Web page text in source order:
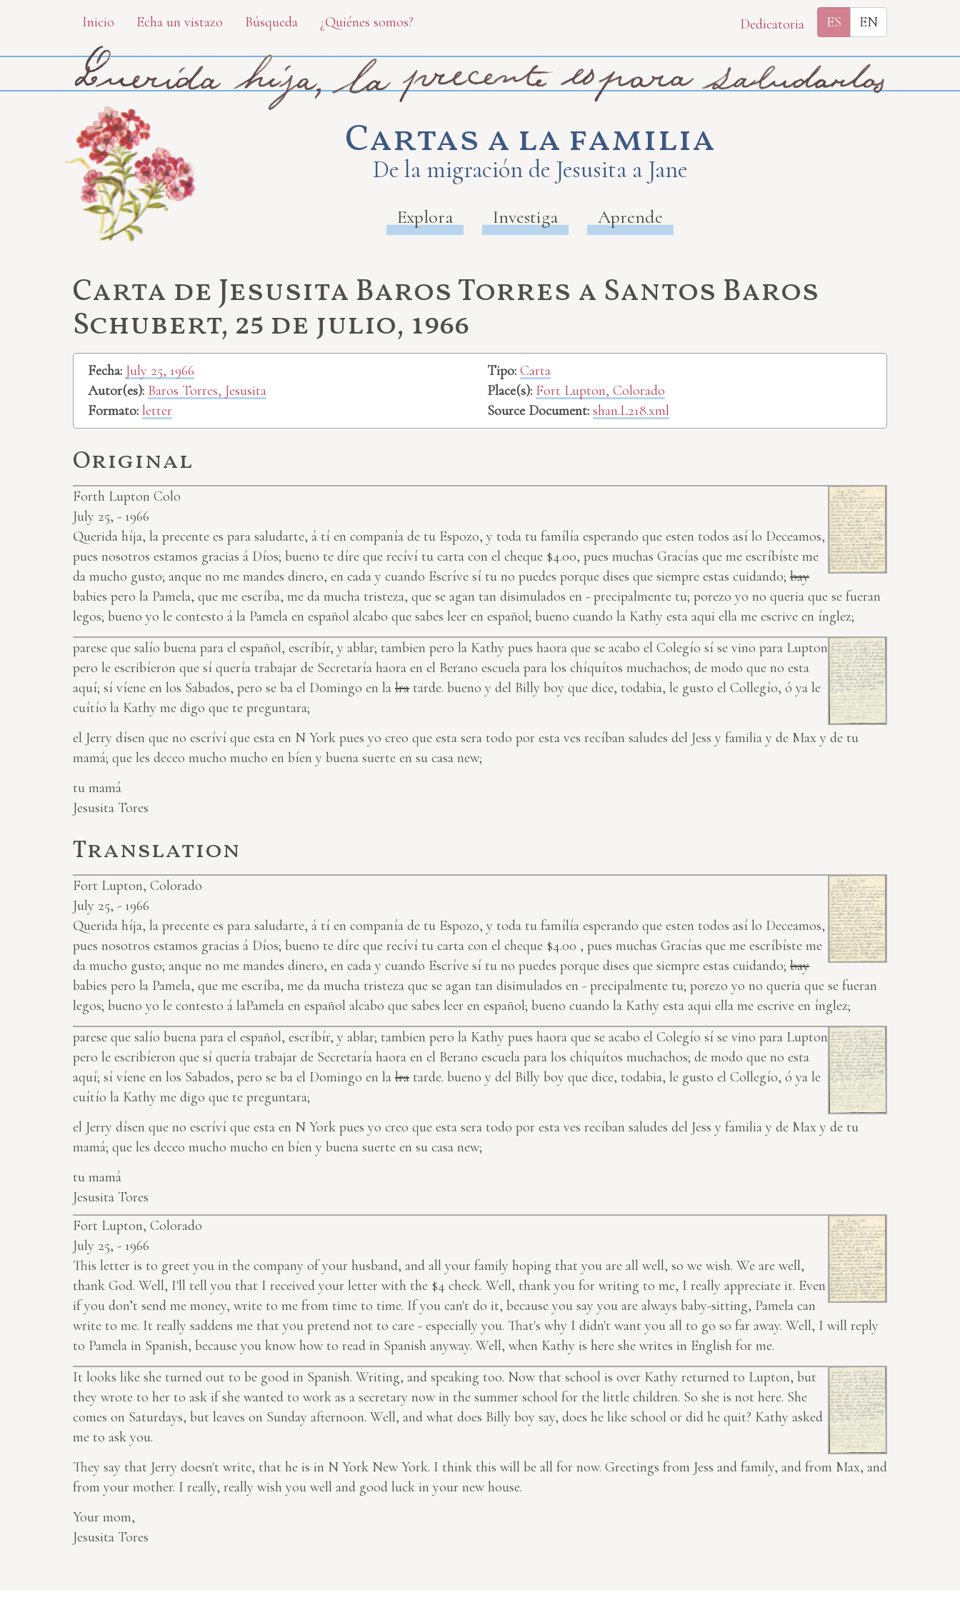
main
Inicio Echa un vistazo Búsqueda ¿Quiénes somos? Dedicatoria ES EN
Cartas a la familia
De la migración de Jesusita a Jane
Explora Investiga Aprende
Carta de Jesusita Baros Torres a Santos Baros
Schubert, 25 de julio, 1966
Fecha: July 25, 1966
Autor(es): Baros Torres, Jesusita
Formato: letter
Tipo: Carta
Place(s): Fort Lupton, Colorado
Source Document: shan.L218.xml
Original
Forth Lupton Colo
July 25, - 1966
Querida híja, la precente es para saludarte, á tí en companía de tu Espozo, y toda tu famílía esperando que esten todos así lo Deceamos,
pues nosotros estamos gracias á Díos; bueno te díre que recíví tu carta con el cheque $4.00, pues muchas Gracías que me escríbíste me
da mucho gusto; anque no me mandes dinero, en cada y cuando Escríve sí tu no puedes porque dises que siempre estas cuidando; bay
babies pero la Pamela, que me escríba, me da mucha tristeza, que se agan tan disimulados en - precipalmente tu; porezo yo no queria que se fueran
legos; bueno yo le contesto á la Pamela en español alcabo que sabes leer en español; bueno cuando la Kathy esta aqui ella me escrive en ínglez;
parese que salío buena para el español, escríbír, y ablar; tambien pero la Kathy pues haora que se acabo el Colegío sí se vino para Lupton
pero le escribíeron que sí quería trabajar de Secretaría haora en el Berano escuela para los chíquítos muchachos; de modo que no esta
aquí; sí víene en los Sabados, pero se ba el Domingo en la lra tarde. bueno y del Billy boy que dice, todabia, le gusto el Collegío, ó ya le
cuítío la Kathy me digo que te preguntara;
el Jerry dísen que no escríví que esta en N York pues yo creo que esta sera todo por esta ves recíban saludes del Jess y familia y de Max y de tu
mamá; que les deceo mucho mucho en bíen y buena suerte en su casa new;
tu mamá
Jesusita Tores
Translation
Fort Lupton, Colorado
July 25, - 1966
Querida híja, la precente es para saludarte, á tí en companía de tu Espozo, y toda tu famílía esperando que esten todos así lo Deceamos,
pues nosotros estamos gracias á Díos; bueno te díre que recíví tu carta con el cheque $4.00 , pues muchas Gracías que me escríbíste me
da mucho gusto; anque no me mandes dinero, en cada y cuando Escríve sí tu no puedes porque dises que siempre estas cuidando; bay
babies pero la Pamela, que me escríba, me da mucha tristeza que se agan tan disimulados en - precipalmente tu; porezo yo no queria que se fueran
legos; bueno yo le contesto á laPamela en español alcabo que sabes leer en español; bueno cuando la Kathy esta aqui ella me escrive en ínglez;
parese que salío buena para el español, escríbír, y ablar; tambien pero la Kathy pues haora que se acabo el Colegío sí se vino para Lupton
pero le escribíeron que sí quería trabajar de Secretaría haora en el Berano escuela para los chíquítos muchachos; de modo que no esta
aquí; sí víene en los Sabados, pero se ba el Domingo en la lra tarde. bueno y del Billy boy que dice, todabia, le gusto el Collegío, ó ya le
cuítío la Kathy me digo que te preguntara;
el Jerry dísen que no escríví que esta en N York pues yo creo que esta sera todo por esta ves recíban saludes del Jess y familia y de Max y de tu
mamá; que les deceo mucho mucho en bíen y buena suerte en su casa new;
tu mamá
Jesusita Tores
Fort Lupton, Colorado
July 25, - 1966
This letter is to greet you in the company of your husband, and all your family hoping that you are all well, so we wish. We are well,
thank God. Well, I'll tell you that I received your letter with the $4 check. Well, thank you for writing to me, I really appreciate it. Even
if you don’t send me money, write to me from time to time. If you can't do it, because you say you are always baby-sitting, Pamela can
write to me. It really saddens me that you pretend not to care - especially you. That's why I didn't want you all to go so far away. Well, I will reply
to Pamela in Spanish, because you know how to read in Spanish anyway. Well, when Kathy is here she writes in English for me.
It looks like she turned out to be good in Spanish. Writing, and speaking too. Now that school is over Kathy returned to Lupton, but
they wrote to her to ask if she wanted to work as a secretary now in the summer school for the little children. So she is not here. She
comes on Saturdays, but leaves on Sunday afternoon. Well, and what does Billy boy say, does he like school or did he quit? Kathy asked
me to ask you.
They say that Jerry doesn't write, that he is in N York New York. I think this will be all for now. Greetings from Jess and family, and from Max, and
from your mother. I really, really wish you well and good luck in your new house.
Your mom,
Jesusita Tores